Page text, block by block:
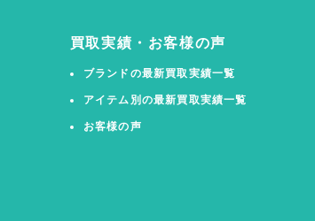
買取実績・お客様の声
ブランドの最新買取実績一覧
アイテム別の最新買取実績一覧
お客様の声